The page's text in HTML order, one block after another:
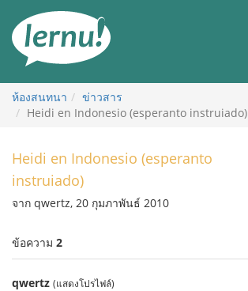
สารบัญ
ห้องสนทนา
ข่าวสาร
Heidi en Indonesio (esperanto instruiado)
Heidi en Indonesio (esperanto
instruiado)
จาก qwertz, 20 กุมภาพันธ์ 2010
ข้อความ 2
qwertz (แสดงโปรไฟล์)